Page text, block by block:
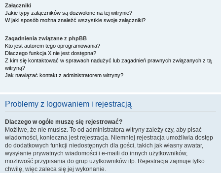
Załączniki
Jakie typy załączników są dozwolone na tej witrynie?
W jaki sposób można znaleźć wszystkie swoje załączniki?
Zagadnienia związane z phpBB
Kto jest autorem tego oprogramowania?
Dlaczego funkcja X nie jest dostępna?
Z kim się kontaktować w sprawach nadużyć lub zagadnień prawnych związanych z tą
witryną?
Jak nawiązać kontakt z administratorem witryny?
Problemy z logowaniem i rejestracją
Dlaczego w ogóle muszę się rejestrować?
Możliwe, że nie musisz. To od administratora witryny zależy czy, aby pisać
wiadomości, konieczna jest rejestracja. Niemniej rejestracja umożliwia dostęp
do dodatkowych funkcji niedostępnych dla gości, takich jak własny awatar,
wysyłanie prywatnych wiadomości i e-maili do innych użytkowników,
możliwość przypisania do grup użytkowników itp. Rejestracja zajmuje tylko
chwilę, więc zaleca się jej wykonanie.